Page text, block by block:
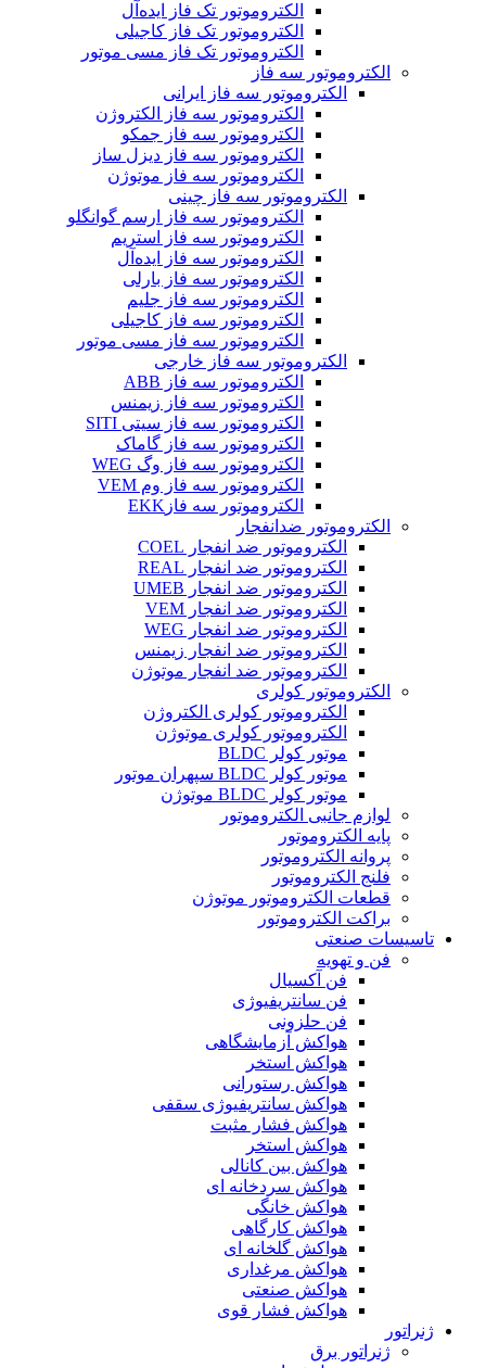
الکتروموتور تک فاز ایده‌آل
الکتروموتور تک فاز کاجیلی
الکتروموتور تک فاز مسی موتور
الکتروموتور سه فاز
الکتروموتور سه فاز ایرانی
الکتروموتور سه فاز الکتروژن
الکتروموتور سه فاز جمکو
الکتروموتور سه فاز دیزل ساز
الکتروموتور سه فاز موتوژن
الکتروموتور سه فاز چینی
الکتروموتور سه فاز ارسم گوانگلو
الکتروموتور سه فاز استریم
الکتروموتور سه فاز ایده‌آل
الکتروموتور سه فاز بارلی
الکتروموتور سه فاز جلیم
الکتروموتور سه فاز کاجیلی
الکتروموتور سه فاز مسی موتور
الکتروموتور سه فاز خارجی
الکتروموتور سه فاز ABB
الکتروموتور سه فاز زیمنس
الکتروموتور سه فاز سیتی SITI
الکتروموتور سه فاز گاماک
الکتروموتور سه فاز وگ WEG
الکتروموتور سه فاز وم VEM
الکتروموتور سه فازEKK
الکتروموتور ضدانفجار
الکتروموتور ضد انفجار COEL
الکتروموتور ضد انفجار REAL
الکتروموتور ضد انفجار UMEB
الکتروموتور ضد انفجار VEM
الکتروموتور ضد انفجار WEG
الکتروموتور ضد انفجار زیمنس
الکتروموتور ضد انفجار موتوژن
الکتروموتور کولری
الکتروموتور کولری الکتروژن
الکتروموتور کولری موتوژن
موتور کولر BLDC
موتور کولر BLDC سپهران موتور
موتور کولر BLDC موتوژن
لوازم جانبی الکتروموتور
پایه الکتروموتور
پروانه الکتروموتور
فلنج الکتروموتور
قطعات الکتروموتور موتوژن
براکت الکتروموتور
تاسیسات صنعتی
فن و تهویه
فن آکسیال
فن سانتریفیوژی
فن حلزونی
هواکش آزمایشگاهی
هواکش استخر
هواکش رستورانی
هواکش سانتریفیوژی سقفی
هواکش فشار مثبت
هواکش استخر
هواکش بین کانالی
هواکش سردخانه ای
هواکش خانگی
هواکش کارگاهی
هواکش گلخانه ای
هواکش مرغداری
هواکش صنعتی
هواکش فشار قوی
ژنراتور
ژنراتور برق